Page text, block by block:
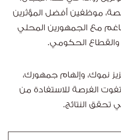
موظفين أفضل المؤثرين
مع الجمهورين المحلي
الحكومي.
نموك، وإلهام جمهورك،
الفرصة للاستفادة من
تحقق النتائج.